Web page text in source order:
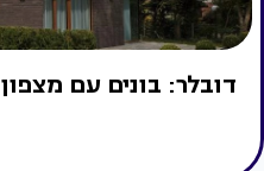
דובלר: בונים עם מצפון